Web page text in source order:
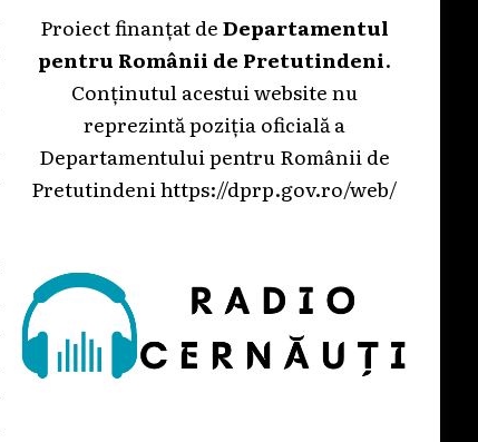
Proiect finanțat deDepartamentul
pentru Românii de Pretutindeni.
Conținutul acestui website nu
reprezintă poziția oficială a
Departamentului pentru Românii de
Pretutindenihttps://dprp.gov.ro/web/